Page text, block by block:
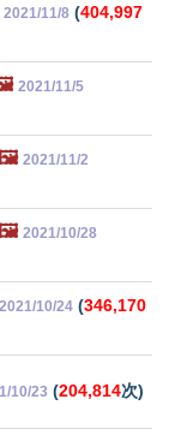
2021/11/8 (404,997
2021/11/5
2021/11/2
2021/10/28
2021/10/24 (346,170
10/23 (204,814次)